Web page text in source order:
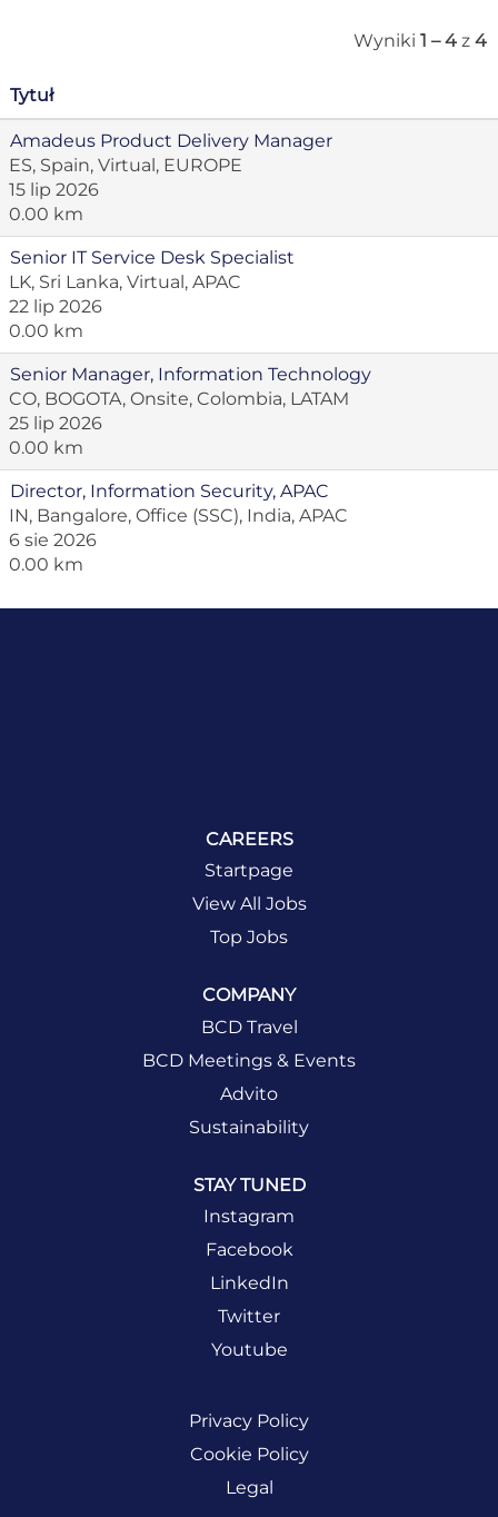
Wyniki 1 – 4 z 4
Tytuł
Amadeus Product Delivery Manager
ES, Spain, Virtual, EUROPE
15 lip 2026
0.00 km
Senior IT Service Desk Specialist
LK, Sri Lanka, Virtual, APAC
22 lip 2026
0.00 km
Senior Manager, Information Technology
CO, BOGOTA, Onsite, Colombia, LATAM
25 lip 2026
0.00 km
Director, Information Security, APAC
IN, Bangalore, Office (SSC), India, APAC
6 sie 2026
0.00 km
CAREERS
Startpage
View All Jobs
Top Jobs
COMPANY
BCD Travel
BCD Meetings & Events
Advito
Sustainability
STAY TUNED
Instagram
Facebook
LinkedIn
Twitter
Youtube
Privacy Policy
Cookie Policy
Legal